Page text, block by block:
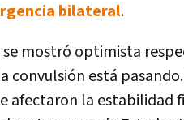
bilateral.
mostró optimista
convulsión está
afectaron la